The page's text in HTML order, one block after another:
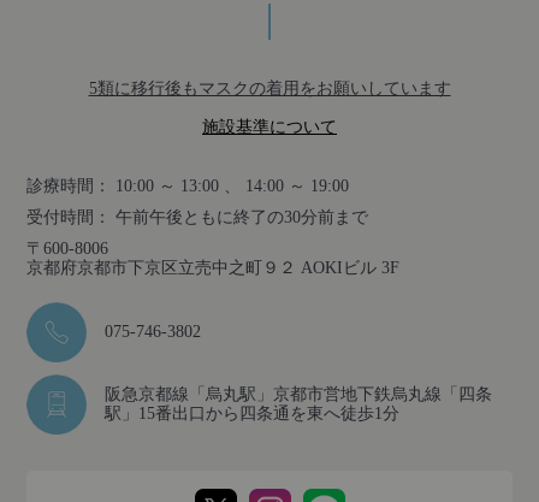
5類に移行後もマスクの着用をお願いしています
施設基準について
診療時間： 10:00 ～ 13:00 、 14:00 ～ 19:00
受付時間： 午前午後ともに終了の30分前まで
〒600-8006
京都府京都市下京区立売中之町９２ AOKIビル 3F
075-746-3802
阪急京都線「烏丸駅」京都市営地下鉄烏丸線「四条
駅」15番出口から四条通を東へ徒歩1分